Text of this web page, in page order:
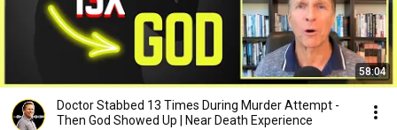
58:04
Doctor Stabbed 13 Times During Murder Attempt -
Then God Showed Up | Near Death Experience